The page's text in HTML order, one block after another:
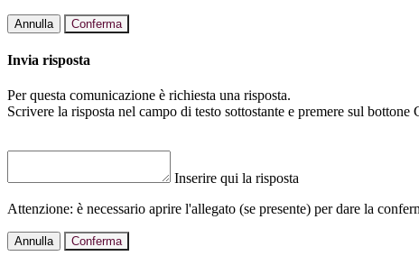
Annulla Conferma
Invia risposta
Per questa comunicazione è richiesta una risposta.
Scrivere la risposta nel campo di testo sottostante e premere sul
Inserire qui la risposta
Attenzione: è necessario aprire l'allegato (se presente) per dare la
Annulla Conferma